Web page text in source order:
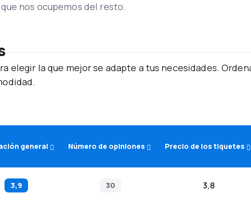
nos ocupemos del resto.
elegir la que mejor se adapte a tus necesidades.
general Número de opiniones Precio de los tiquetes
3,9 30 3,8